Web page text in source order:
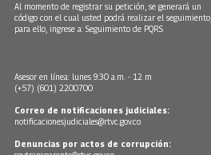
Al momento de registrar su petición, se generará un
código con el cual usted podrá realizar el seguimiento,
para ello, ingrese a: Seguimiento de PQRS
Asesor en línea: lunes 9:30 a.m. - 12 m
(+57) (601) 2200700
Correo de notificaciones judiciales:
notificacionesjudiciales@rtvc.gov.co
Denuncias por actos de corrupción: